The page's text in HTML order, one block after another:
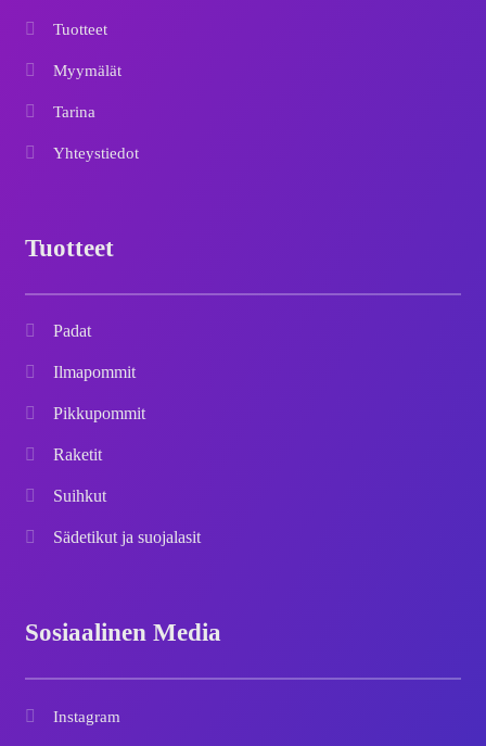
Tuotteet
Myymälät
Tarina
Yhteystiedot
Tuotteet
Padat
Ilmapommit
Pikkupommit
Raketit
Suihkut
Sädetikut ja suojalasit
Sosiaalinen Media
Instagram